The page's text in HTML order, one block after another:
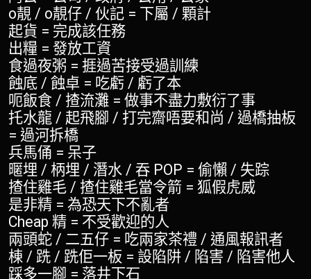
o靚 / o靚仔 / 伙記 = 下屬 / 顆計
起貨 = 完成該任務
出糧 = 發放工資
食過夜粥 = 捱過苦接受過訓練
蝕底 / 蝕卓 = 吃虧 / 虧了本
呃飯食 / 揸流灘 = 做事不盡力敷衍了事
托水龍 / 起飛腳 / 打完齋唔要和尚 / 過橋抽板
= 過河拆橋
兵馬俑 = 呆子
暱埋 / 柄埋 / 潛水 / 吞 POP = 偷懶 / 失踪
揸住雞毛 / 揸住雞毛當令箭 = 狐假虎威
是非精 = 為恐天下不亂者
Cheap 精 = 不受歡迎的人
兩頭蛇 / 二五仔 = 吃兩家茶禮 / 通風報訊者
棟 / 跣 / 跣佢一板 = 設陷阱 / 陷害 / 陷害他人
踩多一腳 = 落井下石